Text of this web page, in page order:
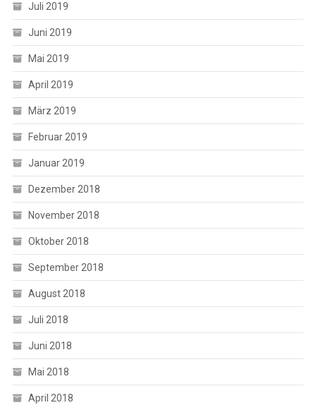
Juli 2019
Juni 2019
Mai 2019
April 2019
März 2019
Februar 2019
Januar 2019
Dezember 2018
November 2018
Oktober 2018
September 2018
August 2018
Juli 2018
Juni 2018
Mai 2018
April 2018